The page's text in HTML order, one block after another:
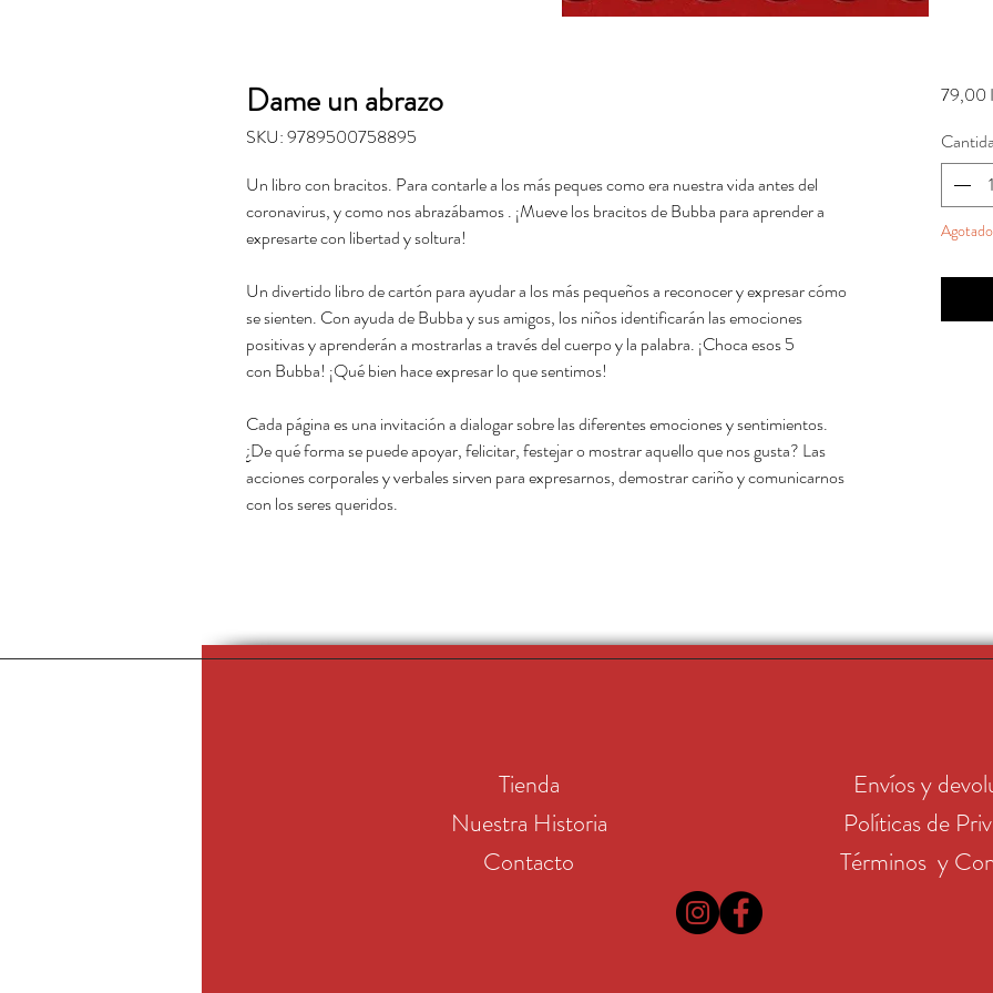
Dame un abrazo
SKU: 9789500758895
Un libro con bracitos. Para contarle a los más peques como era nuestra vida antes del
coronavirus, y como nos abrazábamos . ¡Mueve los bracitos de Bubba para aprender a
expresarte con libertad y soltura!
Un divertido libro de cartón para ayudar a los más pequeños a reconocer y expresar cómo
se sienten. Con ayuda de Bubba y sus amigos, los niños identificarán las emociones
positivas y aprenderán a mostrarlas a través del cuerpo y la palabra. ¡Choca esos 5
con Bubba! ¡Qué bien hace expresar lo que sentimos!
Cada página es una invitación a dialogar sobre las diferentes emociones y sentimientos.
¿De qué forma se puede apoyar, felicitar, festejar o mostrar aquello que nos gusta? Las
acciones corporales y verbales sirven para expresarnos, demostrar cariño y comunicarnos
con los seres queridos.
79,00
Agotado
Tienda
Nuestra Historia
Contacto
Envíos y
Políticas de
Términos y